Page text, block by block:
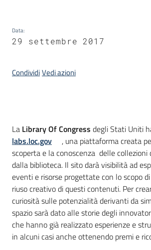
su
Data:
29 settembre 2017
CondividiVedi azioni
Introduzione
La Library Of Congress degli Stati Uniti
labs.loc.gov
, una piattaforma creata
scoperta e la conoscenza delle collezioni
dalla biblioteca. Il sito darà visibilità ad
eventi e risorse progettate con lo scopo
riuso creativo di questi contenuti. Per
curiosità sulle potenzialità derivanti da
spazio sarà dato alle storie degli
che hanno già realizzato esperienze e
in alcuni casi anche ottenendo premi e